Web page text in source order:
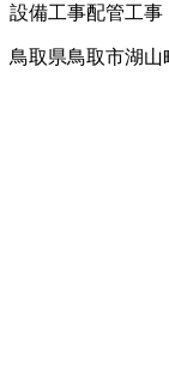
設備工事配管工事
鳥取県鳥取市湖山